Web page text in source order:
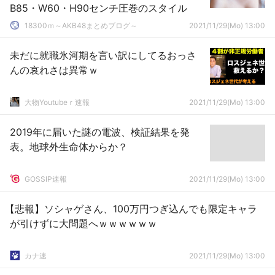
B85・W60・H90センチ圧巻のスタイル
18300ｍ～AKB48まとめブログ～ 2021/11/29(Mo) 13:00
未だに就職氷河期を言い訳にしてるおっさ
んの哀れさは異常ｗ
大物Youtubeｒ速報 2021/11/29(Mo) 13:00
2019年に届いた謎の電波、検証結果を発
表。地球外生命体からか？
GOSSIP速報 2021/11/29(Mo) 13:00
【悲報】ソシャゲさん、100万円つぎ込んでも限定キャラ
が引けずに大問題へｗｗｗｗｗｗ
カナ速 2021/11/29(Mo) 13:00